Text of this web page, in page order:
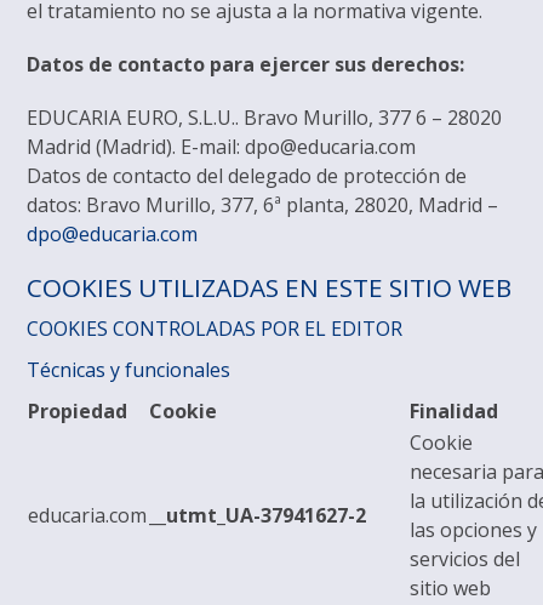
el tratamiento no se ajusta a la normativa vigente.
Datos de contacto para ejercer sus derechos:
EDUCARIA EURO, S.L.U.. Bravo Murillo, 377 6 – 28020
Madrid (Madrid). E-mail: dpo@educaria.com
Datos de contacto del delegado de protección de
datos: Bravo Murillo, 377, 6ª planta, 28020, Madrid –
dpo@educaria.com
COOKIES UTILIZADAS EN ESTE SITIO WEB
COOKIES CONTROLADAS POR EL EDITOR
Técnicas y funcionales
Propiedad
Cookie Finalidad
educaria.com __utmt_UA-37941627-2
Cookie
necesaria
la utilización
las opciones y
servicios del
sitio web